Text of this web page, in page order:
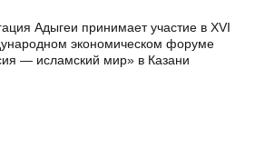
Адыгеи принимает участие в XVI
экономическом форуме
— исламский мир» в Казани